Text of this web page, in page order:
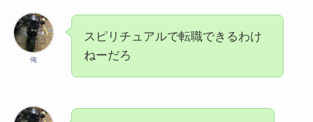
俺
スピリチュアルで転職できるわけ
ねーだろ